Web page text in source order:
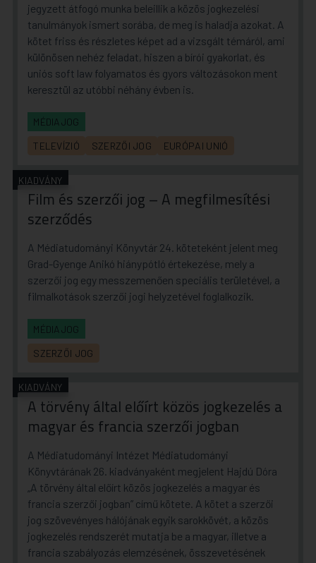
jegyzett átfogó munka beleillik a közös jogkezelési
tanulmányok ismert sorába, de meg is haladja azokat. A
kötet friss és részletes képet ad a vizsgált témáról, ami
különösen nehéz feladat, hiszen a bírói gyakorlat, és
uniós soft law folyamatos és gyors változásokon ment
keresztül az utóbbi néhány évben is.
MÉDIAJOG
TELEVÍZIÓ SZERZŐI JOG EURÓPAI UNIÓ
KIADVÁNY
Film és szerzői jog – A megfilmesítési
szerződés
A Médiatudományi Könyvtár 24. köteteként jelent meg
Grad-Gyenge Anikó hiánypótló értekezése, mely a
szerzői jog egy messzemenően speciális területével, a
filmalkotások szerzői jogi helyzetével foglalkozik.
MÉDIAJOG
SZERZŐI JOG
KIADVÁNY
A törvény által előírt közös jogkezelés a
magyar és francia szerzői jogban
A Médiatudományi Intézet Médiatudományi
Könyvtárának 26. kiadványaként megjelent Hajdú Dóra
„A törvény által előírt közös jogkezelés a magyar és
francia szerzői jogban” című kötete. A kötet a szerzői
jog szövevényes hálójának egyik sarokkövét, a közös
jogkezelés rendszerét mutatja be a magyar, illetve a
francia szabályozás elemzésének, összevetésének